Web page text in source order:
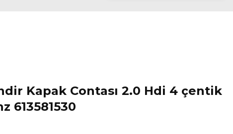
Kapak Contası 2.0 Hdi 4 çentik
613581530